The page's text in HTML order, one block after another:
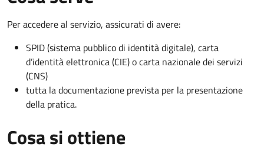
Per accedere al servizio, assicurati di avere:
SPID (sistema pubblico di identità digitale), carta
d’identità elettronica (CIE) o carta nazionale dei servizi
(CNS)
tutta la documentazione prevista per la presentazione
della pratica.
Cosa si ottiene